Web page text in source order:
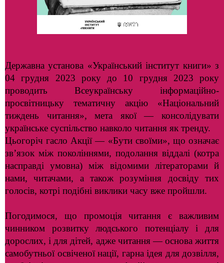
Державна установа «Український інститут книги» з
04 грудня 2023 року до 10 грудня 2023 року
проводить Всеукраїнську інформаційно-
просвітницьку тематичну акцію «Національний
тиждень читання», мета якої — консолідувати
українське суспільство навколо читання як тренду.
Цьогоріч гасло Акції — «Бути своїми», що означає
зв’язок між поколіннями, подолання віддалі (котра
насправді умовна) між відомими літераторами й
нами, читачами, а також розуміння досвіду тих
голосів, котрі подібні виклики часу вже пройшли.
Погодимося, що промоція читання є важливим
чинником розвитку людського потенціалу і для
дорослих, і для дітей, адже читання — основа життя
самобутньої освіченої нації, гарна ідея для дозвілля,